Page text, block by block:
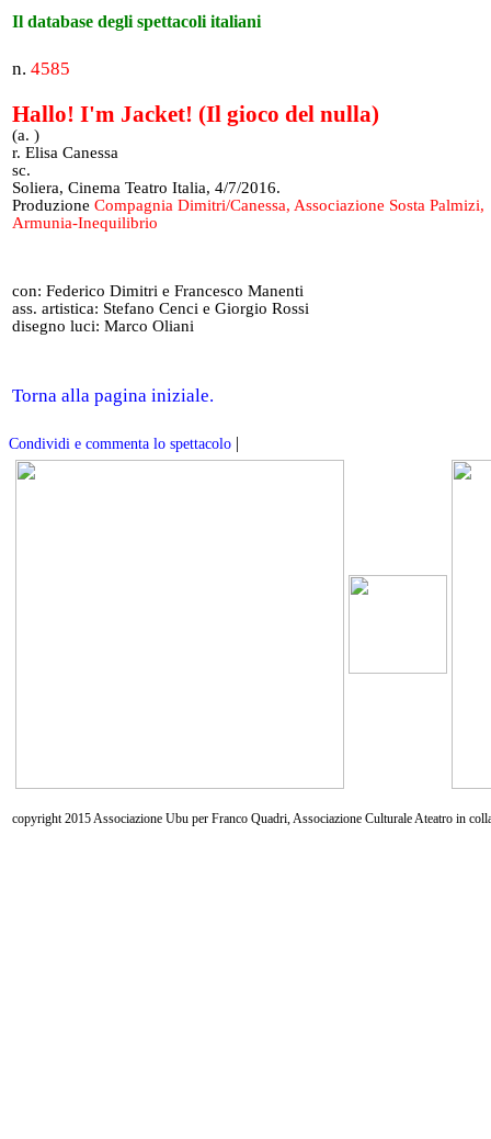
Il database degli spettacoli italiani
n. 4585
Hallo! I'm Jacket! (Il gioco del nulla)
(a. )
r. Elisa Canessa
sc.
Soliera, Cinema Teatro Italia, 4/7/2016.
Produzione Compagnia Dimitri/Canessa, Associazione Sosta Palmizi,
Armunia-Inequilibrio
con: Federico Dimitri e Francesco Manenti
ass. artistica: Stefano Cenci e Giorgio Rossi
disegno luci: Marco Oliani
Torna alla pagina iniziale.
Condividi e commenta lo spettacolo |
copyright 2015 Associazione Ubu per Franco Quadri, Associazione Culturale Ateatro in